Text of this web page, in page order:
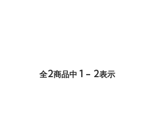
全2商品中 1 - 2表示